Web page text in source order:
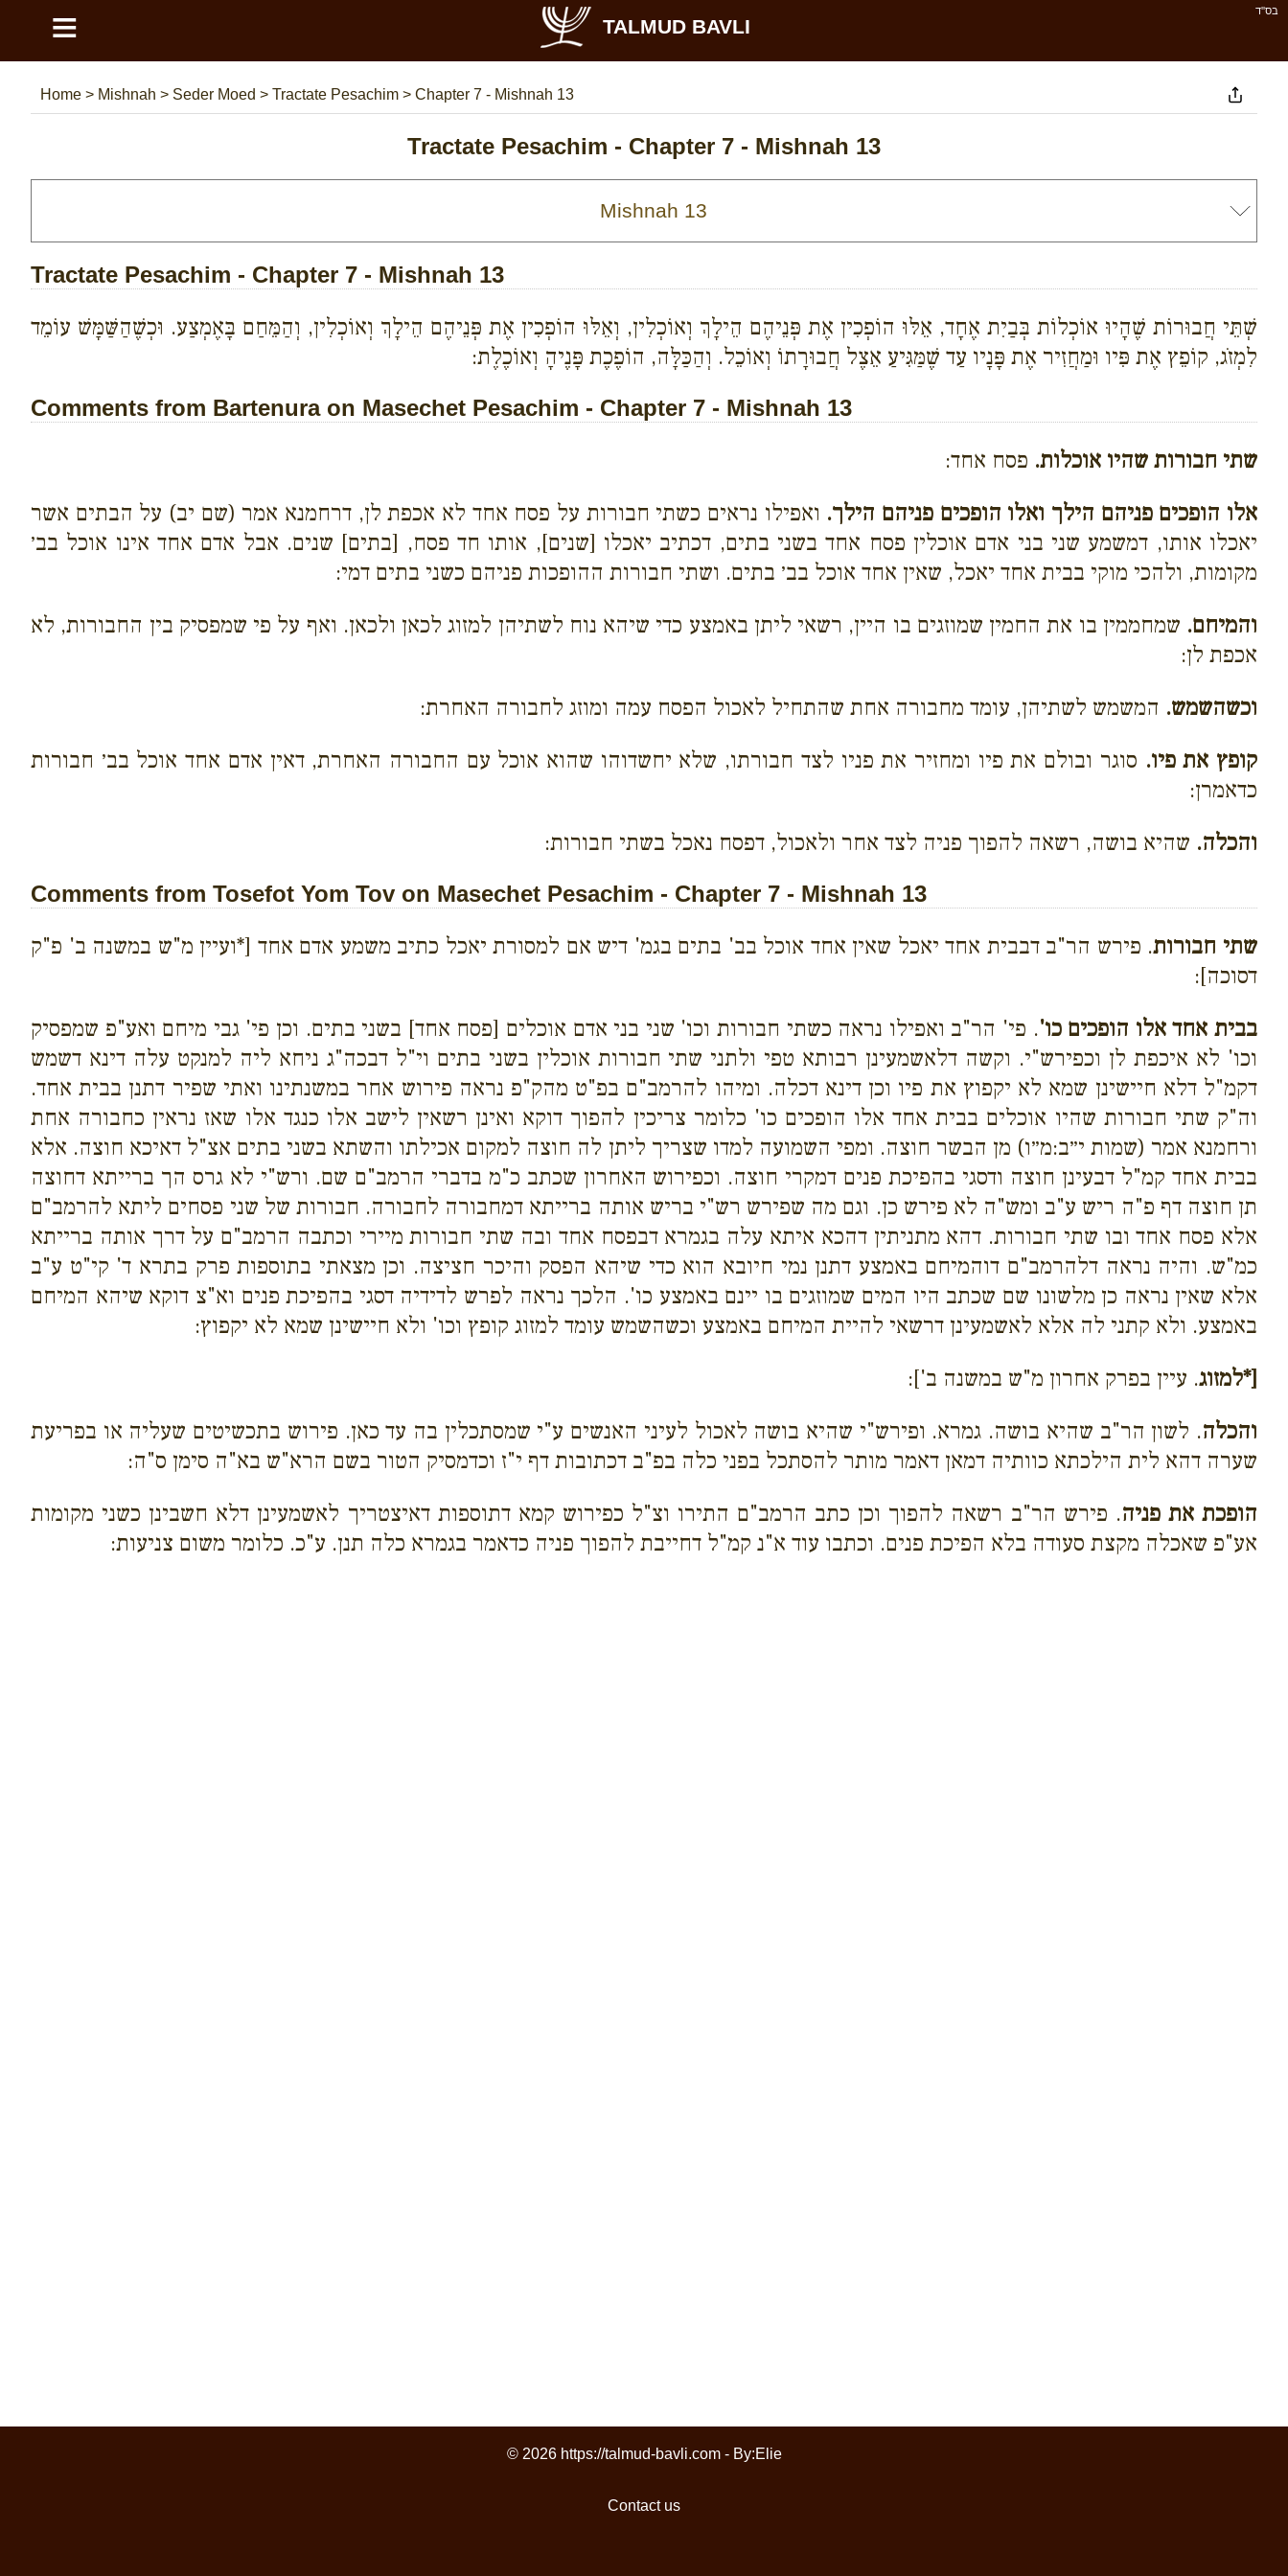
בס''ד ≡ TALMUD BAVLI
Home > Mishnah > Seder Moed > Tractate Pesachim > Chapter 7 - Mishnah 13
Tractate Pesachim - Chapter 7 - Mishnah 13
Tractate Pesachim - Chapter 7 - Mishnah 13
שְׁתֵּי חֲבוּרוֹת שֶׁהָיוּ אוֹכְלוֹת בְּבַיִת אֶחָד, אֵלּוּ הוֹפְכִין אֶת פְּנֵיהֶם הֵילָךְ וְאוֹכְלִין, וְאֵלּוּ הוֹפְכִין אֶת פְּנֵיהֶם הֵילָךְ וְאוֹכְלִין, וְהַמֵּחַם בָּאֶמְצַע. וּכְשֶׁהַשַּׁמָּשׁ עוֹמֵד
לִמְזֹג, קוֹפֵץ אֶת פִּיו וּמַחֲזִיר אֶת פָּנָיו עַד שֶׁמַּגִּיעַ אֵצֶל חֲבוּרָתוֹ וְאוֹכֵל. וְהַכַּלָּה, הוֹפֶכֶת פָּנֶיהָ וְאוֹכֶלֶת:
Comments from Bartenura on Masechet Pesachim - Chapter 7 - Mishnah 13
שתי חבורות שהיו אוכלות. פסח אחד:
אלו הופכים פניהם הילך ואלו הופכים פניהם הילך. ואפילו נראים כשתי חבורות על פסח אחד לא אכפת לן, דרחמנא אמר (שם יב) על הבתים אשר
יאכלו אותו, דמשמע שני בני אדם אוכלין פסח אחד בשני בתים, דכתיב יאכלו [שנים], אותו חד פסח, [בתים] שנים. אבל אדם אחד אינו אוכל בב׳
מקומות, ולהכי מוקי בבית אחד יאכל, שאין אחד אוכל בב׳ בתים. ושתי חבורות ההופכות פניהם כשני בתים דמי:
והמיחם. שמחממין בו את החמין שמוזגים בו היין, רשאי ליתן באמצע כדי שיהא נוח לשתיהן למזוג לכאן ולכאן. ואף על פי שמפסיק בין החבורות, לא
אכפת לן:
וכשהשמש. המשמש לשתיהן, עומד מחבורה אחת שהתחיל לאכול הפסח עמה ומוזג לחבורה האחרת:
קופץ את פיו. סוגר ובולם את פיו ומחזיר את פניו לצד חבורתו, שלא יחשדוהו שהוא אוכל עם החבורה האחרת, דאין אדם אחד אוכל בב׳ חבורות
כדאמרן:
והכלה. שהיא בושה, רשאה להפוך פניה לצד אחר ולאכול, דפסח נאכל בשתי חבורות:
Comments from Tosefot Yom Tov on Masechet Pesachim - Chapter 7 - Mishnah 13
שתי חבורות. פירש הר"ב דבבית אחד יאכל שאין אחד אוכל בב' בתים בגמ' דיש אם למסורת יאכל כתיב משמע אדם אחד [*ועיין מ"ש במשנה ב' פ"ק
דסוכה]:
בבית אחד אלו הופכים כו'. פי' הר"ב ואפילו נראה כשתי חבורות וכו' שני בני אדם אוכלים [פסח אחד] בשני בתים. וכן פי' גבי מיחם ואע"פ שמפסיק
וכו' לא איכפת לן וכפירש"י. וקשה דלאשמעינן רבותא טפי ולתני שתי חבורות אוכלין בשני בתים וי"ל דבכה"ג ניחא ליה למנקט עלה דינא דשמש
דקמ"ל דלא חיישינן שמא לא יקפוץ את פיו וכן דינא דכלה. ומיהו להרמב"ם בפ"ט מהק"פ נראה פירוש אחר במשנתינו ואתי שפיר דתנן בבית אחד.
וה"ק שתי חבורות שהיו אוכלים בבית אחד אלו הופכים כו' כלומר צריכין להפוך דוקא ואינן רשאין לישב אלו כנגד אלו שאז נראין כחבורה אחת
ורחמנא אמר (שמות י״ב:מ״ו) מן הבשר חוצה. ומפי השמועה למדו שצריך ליתן לה חוצה למקום אכילתו והשתא בשני בתים אצ"ל דאיכא חוצה. אלא
בבית אחד קמ"ל דבעינן חוצה ודסגי בהפיכת פנים דמקרי חוצה. וכפירוש האחרון שכתב כ"מ בדברי הרמב"ם שם. ורש"י לא גרס הך ברייתא דחוצה
תן חוצה דף פ"ה ריש ע"ב ומש"ה לא פירש כן. וגם מה שפירש רש"י בריש אותה ברייתא דמחבורה לחבורה. חבורות של שני פסחים ליתא להרמב"ם
אלא פסח אחד ובו שתי חבורות. דהא מתניתין דהכא איתא עלה בגמרא דבפסח אחד ובה שתי חבורות מיירי וכתבה הרמב"ם על דרך אותה ברייתא
כמ"ש. והיה נראה דלהרמב"ם דוהמיחם באמצע דתנן נמי חיובא הוא כדי שיהא הפסק והיכר חציצה. וכן מצאתי בתוספות פרק בתרא ד' קי"ט ע"ב
אלא שאין נראה כן מלשונו שם שכתב היו המים שמוזגים בו יינם באמצע כו'. הלכך נראה לפרש לדידיה דסגי בהפיכת פנים וא"צ דוקא שיהא המיחם
באמצע. ולא קתני לה אלא לאשמעינן דרשאי להיית המיחם באמצע וכשהשמש עומד למזוג קופץ וכו' ולא חיישינן שמא לא יקפוץ:
[*למזוג. עיין בפרק אחרון מ"ש במשנה ב']:
והכלה. לשון הר"ב שהיא בושה. גמרא. ופירש"י שהיא בושה לאכול לעיני האנשים ע"י שמסתכלין בה עד כאן. פירוש בתכשיטים שעליה או בפריעת
שערה דהא לית הילכתא כוותיה דמאן דאמר מותר להסתכל בפני כלה בפ"ב דכתובות דף י"ז וכדמסיק הטור בשם הרא"ש בא"ה סימן ס"ה:
הופכת את פניה. פירש הר"ב רשאה להפוך וכן כתב הרמב"ם התירו וצ"ל כפירוש קמא דתוספות דאיצטריך לאשמעינן דלא חשבינן כשני מקומות
אע"פ שאכלה מקצת סעודה בלא הפיכת פנים. וכתבו עוד א"נ קמ"ל דחייבת להפוך פניה כדאמר בגמרא כלה תנן. ע"כ. כלומר משום צניעות:
© 2026 https://talmud-bavli.com - By:Elie
Contact us